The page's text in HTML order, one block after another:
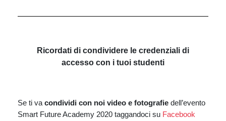
Ricordati di condividere le credenziali di
accesso con i tuoi studenti
Se ti va condividi con noi video e fotografie dell’evento
Smart Future Academy 2020 taggandoci su Facebook